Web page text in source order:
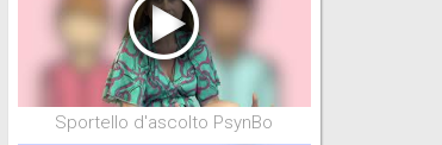
Sportello d'ascolto PsynBo